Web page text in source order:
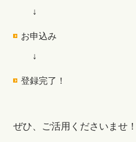
↓
お申込み
↓
登録完了！
ぜひ、ご活用くださいませ！